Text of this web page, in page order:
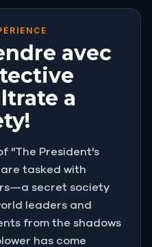
avec
a
"The President's
tasked with
secret society
leaders and
from the shadows
has come